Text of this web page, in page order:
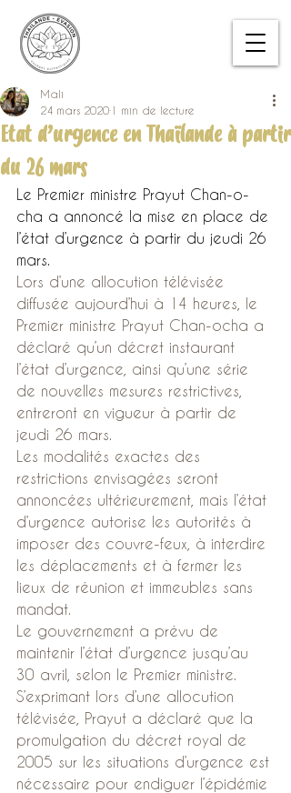
Etat d’urgence en Thaïlande à partir
du 26 mars
Mali
24 mars 2020 1 min de lecture
Le Premier ministre Prayut Chan-o-
cha a annoncé la mise en place de
l’état d’urgence à partir du jeudi 26
mars.
Lors d’une allocution télévisée
diffusée aujourd’hui à 14 heures, le
Premier ministre Prayut Chan-ocha a
déclaré qu’un décret instaurant
l’état d’urgence, ainsi qu’une série
de nouvelles mesures restrictives,
entreront en vigueur à partir de
jeudi 26 mars.
Les modalités exactes des
restrictions envisagées seront
annoncées ultérieurement, mais l’état
d’urgence autorise les autorités à
imposer des couvre-feux, à interdire
les déplacements et à fermer les
lieux de réunion et immeubles sans
mandat.
Le gouvernement a prévu de
maintenir l’état d’urgence jusqu’au
30 avril, selon le Premier ministre.
S’exprimant lors d’une allocution
télévisée, Prayut a déclaré que la
promulgation du décret royal de
2005 sur les situations d’urgence est
nécessaire pour endiguer l’épidémie